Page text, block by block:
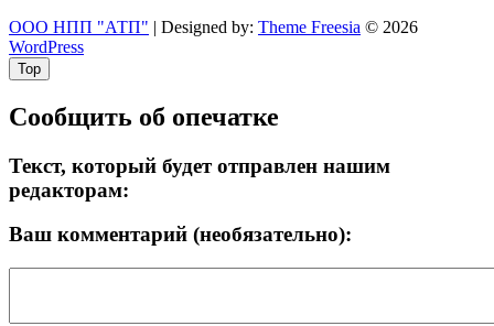
ООО НПП "АТП" | Designed by: Theme Freesia © 2026
WordPress
Top
Сообщить об опечатке
Текст, который будет отправлен нашим
редакторам:
Ваш комментарий (необязательно):